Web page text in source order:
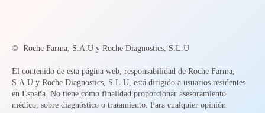
© Roche Farma, S.A.U y Roche Diagnostics, S.L.U
El contenido de esta página web, responsabilidad de Roche Farma,
S.A.U y Roche Diagnostics, S.L.U, está dirigido a usuarios residentes
en España. No tiene como finalidad proporcionar asesoramiento
médico, sobre diagnóstico o tratamiento. Para cualquier opinión